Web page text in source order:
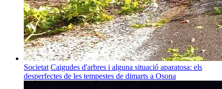
Societat Caigudes d'arbres i alguna situació aparatosa: els
desperfectes de les tempestes de dimarts a Osona